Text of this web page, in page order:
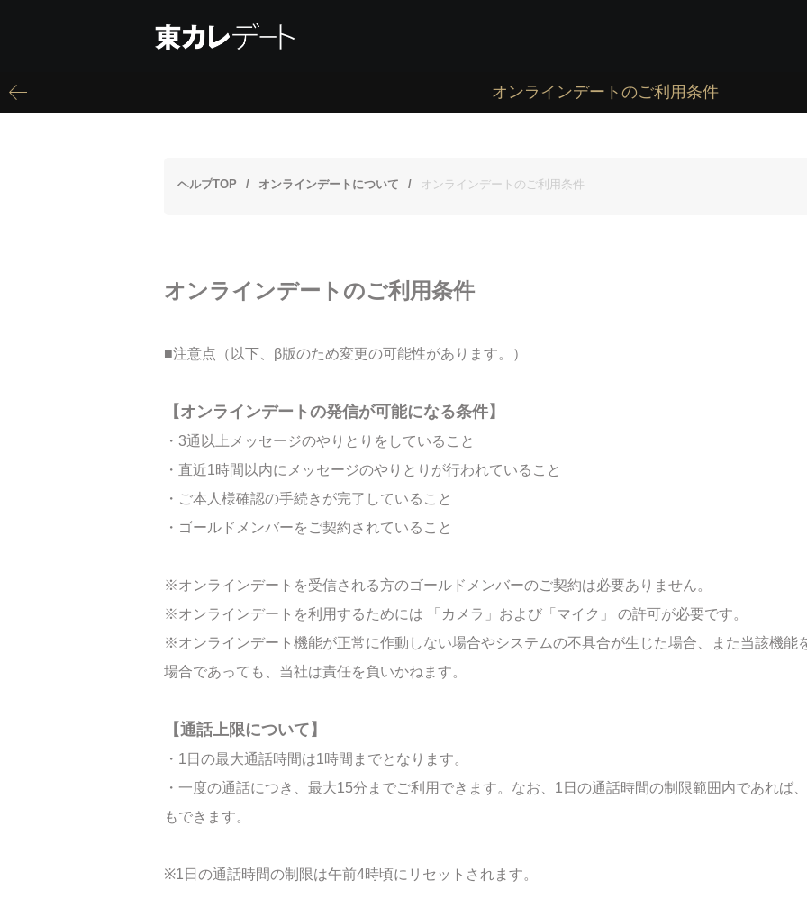
オンラインデートのご利用条件
ヘルプTOP オンラインデートについて オンラインデートのご利用条件
オンラインデートのご利用条件
■注意点（以下、β版のため変更の可能性があります。）
【オンラインデートの発信が可能になる条件】
・3通以上メッセージのやりとりをしていること
・直近1時間以内にメッセージのやりとりが行われていること
・ご本人様確認の手続きが完了していること
・ゴールドメンバーをご契約されていること
※オンラインデートを受信される方のゴールドメンバーのご契約は必要ありません。
※オンラインデートを利用するためには 「カメラ」および「マイク」 の許可が必要です。
※オンラインデート機能が正常に作動しない場合やシステムの不具合が生じた場合、また当該機能
場合であっても、当社は責任を負いかねます。
【通話上限について】
・1日の最大通話時間は1時間までとなります。
・一度の通話につき、最大15分までご利用できます。なお、1日の通話時間の制限範囲内であれば
もできます。
※1日の通話時間の制限は午前4時頃にリセットされます。